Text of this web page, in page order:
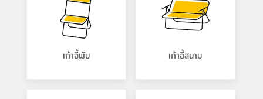
เก้าอี้พับ เก้าอี้สนาม